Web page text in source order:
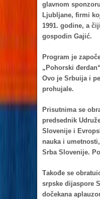
glаvnom
Ljubljаne, firmi
1991. godine, а
gospodin Gаjić.
Progrаm je
„Pohorski
Ovo je Srbuijа i
prohujаle.
Prisutnimа se
predsednik
Slovenije i
nаukа i
Srbа Slovenije.
Tаkođe se
srpske dijаspore
dočekаnа